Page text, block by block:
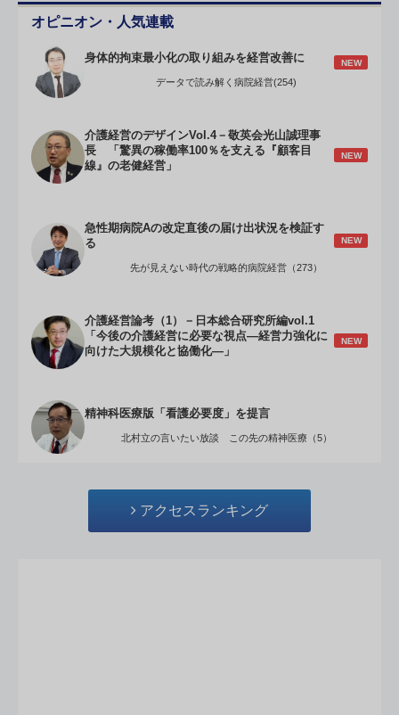
オピニオン・人気連載
身体的拘束最小化の取り組みを経営改善に NEW
データで読み解く病院経営(254)
介護経営のデザインVol.4－敬英会光山誠理事
長 「驚異の稼働率100％を支える『顧客目
線』の老健経営」
NEW
急性期病院Aの改定直後の届け出状況を検証す
る
NEW
先が見えない時代の戦略的病院経営（273）
介護経営論考（1）－日本総合研究所編vol.1
「今後の介護経営に必要な視点―経営力強化に
向けた大規模化と協働化―」
NEW
精神科医療版「看護必要度」を提言
北村立の言いたい放談 この先の精神医療（5）
アクセスランキング